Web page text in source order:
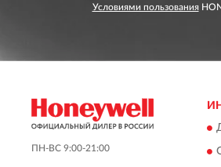
Условиями пользования
ПН-ВС 9:00-21:00